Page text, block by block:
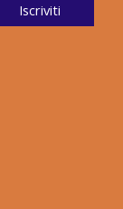
Iscriviti